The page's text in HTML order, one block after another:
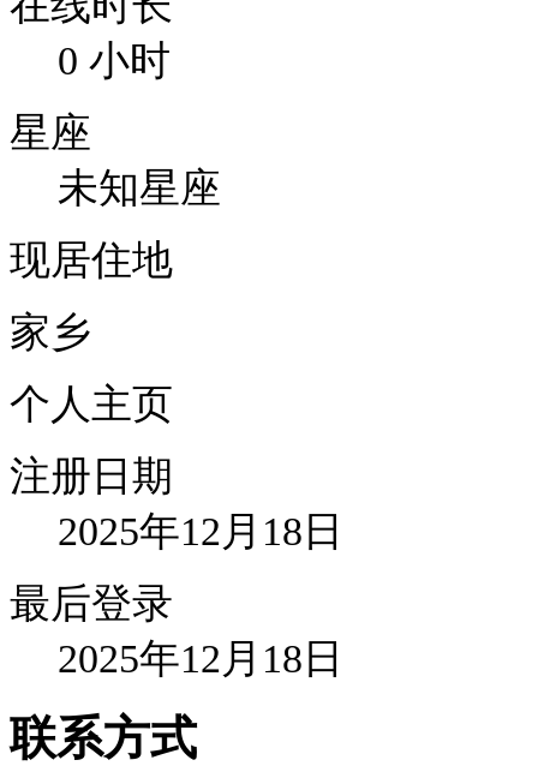
0 小时
星座
未知星座
现居住地
家乡
个人主页
注册日期
2025年12月18日
最后登录
2025年12月18日
联系方式